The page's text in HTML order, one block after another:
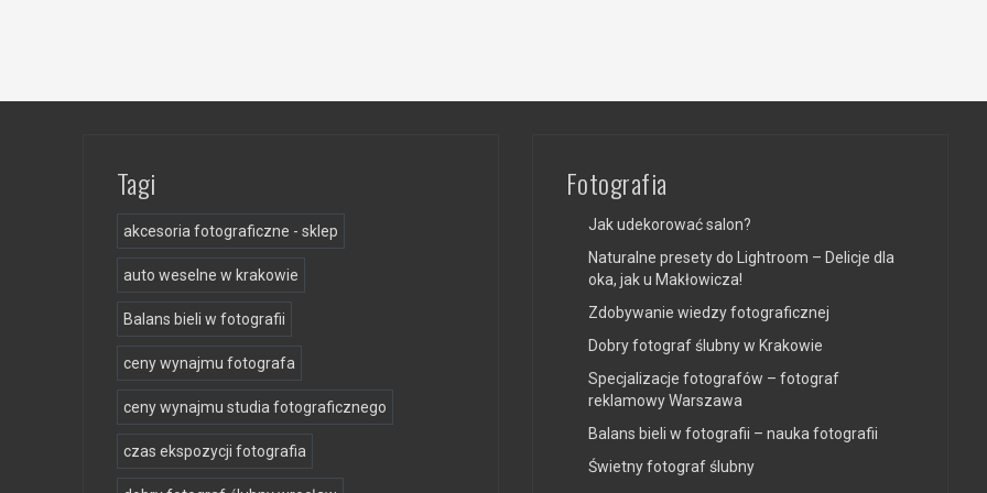
Tagi
akcesoria fotograficzne - sklep
auto weselne w krakowie
Balans bieli w fotografii
ceny wynajmu fotografa
ceny wynajmu studia fotograficznego
czas ekspozycji fotografia
Fotografia
Jak udekorować salon?
Naturalne presety do Lightroom – Delicje dla
oka, jak u Makłowicza!
Zdobywanie wiedzy fotograficznej
Dobry fotograf ślubny w Krakowie
Specjalizacje fotografów – fotograf
reklamowy Warszawa
Balans bieli w fotografii – nauka fotografii
Świetny fotograf ślubny